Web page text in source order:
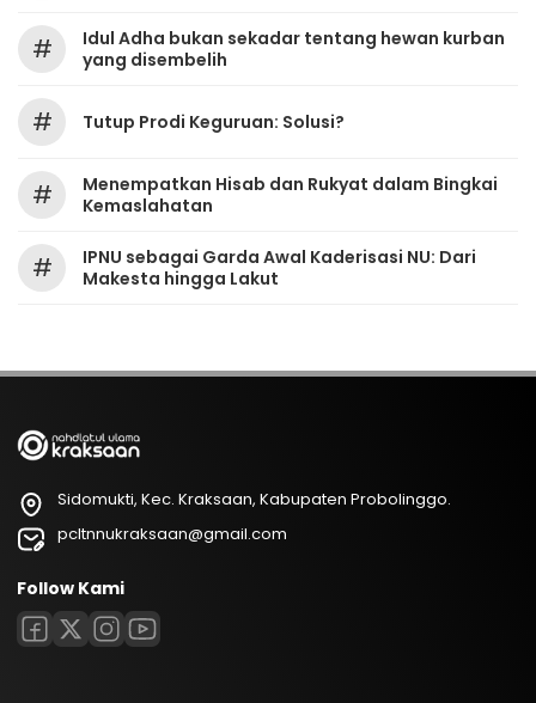
#
Idul Adha bukan sekadar tentang hewan kurban
yang disembelih
# Tutup Prodi Keguruan: Solusi?
#
Menempatkan Hisab dan Rukyat dalam Bingkai
Kemaslahatan
#
IPNU sebagai Garda Awal Kaderisasi NU: Dari
Makesta hingga Lakut
Sidomukti, Kec. Kraksaan, Kabupaten Probolinggo.
pcltnnukraksaan@gmail.com
Follow Kami